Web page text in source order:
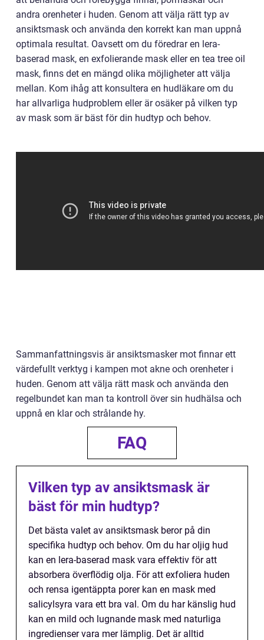
andra orenheter i huden. Genom att välja rätt typ av
ansiktsmask och använda den korrekt kan man uppnå
optimala resultat. Oavsett om du föredrar en lera-
baserad mask, en exfolierande mask eller en tea tree oil
mask, finns det en mängd olika möjligheter att välja
mellan. Kom ihåg att konsultera en hudläkare om du
har allvarliga hudproblem eller är osäker på vilken typ
av mask som är bäst för din hudtyp och behov.
Sammanfattningsvis är ansiktsmasker mot finnar ett
värdefullt verktyg i kampen mot akne och orenheter i
huden. Genom att välja rätt mask och använda den
regelbundet kan man ta kontroll över sin hudhälsa och
uppnå en klar och strålande hy.
FAQ
Vilken typ av ansiktsmask är
bäst för min hudtyp?
Det bästa valet av ansiktsmask beror på din
specifika hudtyp och behov. Om du har oljig hud
kan en lera-baserad mask vara effektiv för att
absorbera överflödig olja. För att exfoliera huden
och rensa igentäppta porer kan en mask med
salicylsyra vara ett bra val. Om du har känslig hud
kan en mild och lugnande mask med naturliga
ingredienser vara mer lämplig. Det är alltid